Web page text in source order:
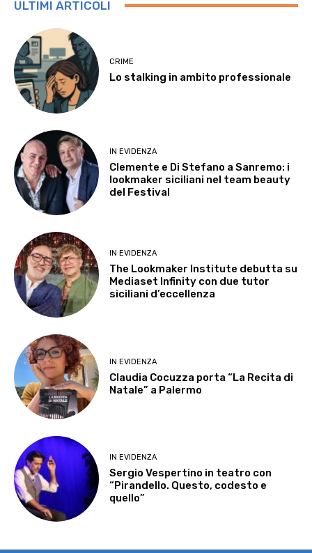
ULTIMI ARTICOLI
CRIME
Lo stalking in ambito professionale
IN EVIDENZA
Clemente e Di Stefano a Sanremo: i
lookmaker siciliani nel team beauty
del Festival
IN EVIDENZA
The Lookmaker Institute debutta su
Mediaset Infinity con due tutor
siciliani d’eccellenza
IN EVIDENZA
Claudia Cocuzza porta “La Recita di
Natale” a Palermo
IN EVIDENZA
Sergio Vespertino in teatro con
“Pirandello. Questo, codesto e
quello”